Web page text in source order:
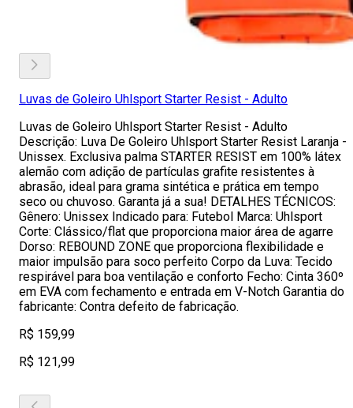
Luvas de Goleiro Uhlsport Starter Resist - Adulto
Luvas de Goleiro Uhlsport Starter Resist - Adulto
Descrição: Luva De Goleiro Uhlsport Starter Resist Laranja -
Unissex. Exclusiva palma STARTER RESIST em 100% látex
alemão com adição de partículas grafite resistentes à
abrasão, ideal para grama sintética e prática em tempo
seco ou chuvoso. Garanta já a sua! DETALHES TÉCNICOS:
Gênero: Unissex Indicado para: Futebol Marca: Uhlsport
Corte: Clássico/flat que proporciona maior área de agarre
Dorso: REBOUND ZONE que proporciona flexibilidade e
maior impulsão para soco perfeito Corpo da Luva: Tecido
respirável para boa ventilação e conforto Fecho: Cinta 360º
em EVA com fechamento e entrada em V-Notch Garantia do
fabricante: Contra defeito de fabricação.
R$ 159,99
R$ 121,99